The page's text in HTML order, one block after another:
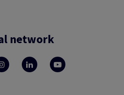
network